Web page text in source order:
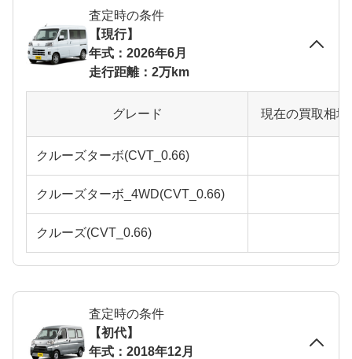
査定時の条件
【現行】
年式：2026年6月
走行距離：2万km
グレード 現在の買取相
クルーズターボ(CVT_0.66)
クルーズターボ_4WD(CVT_0.66)
クルーズ(CVT_0.66)
査定時の条件
【初代】
年式：2018年12月